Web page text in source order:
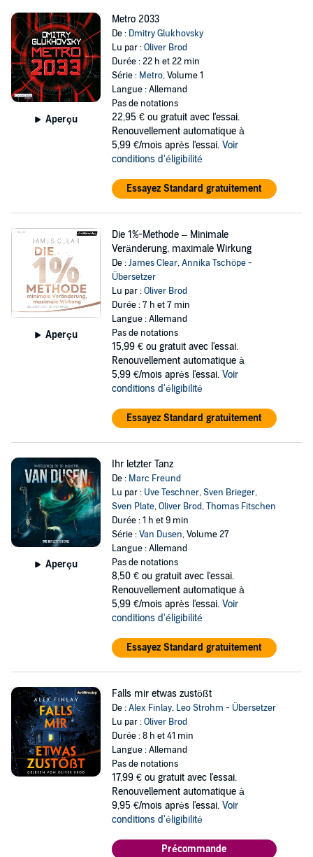
Aperçu
Metro 2033
De : Dmitry Glukhovsky
Lu par :Oliver Brod
Durée : 22 h et 22 min
Série : Metro, Volume 1
Langue : Allemand
Pas de notations
22,95 € ou gratuit avec l'essai.
Renouvellement automatique à
5,99 €/mois après l'essai. Voir
conditions d'éligibilité
Essayez Standard gratuitement
Aperçu
Die 1%-Methode – Minimale
Veränderung, maximale Wirkung
De :James Clear,Annika Tschöpe -
Übersetzer
Lu par :Oliver Brod
Durée : 7 h et 7 min
Langue : Allemand
Pas de notations
15,99 € ou gratuit avec l'essai.
Renouvellement automatique à
5,99 €/mois après l'essai. Voir
conditions d'éligibilité
Essayez Standard gratuitement
Aperçu
Ihr letzter Tanz
De : Marc Freund
Lu par : Uve Teschner,Sven Brieger,
Sven Plate,Oliver Brod,Thomas Fitschen
Durée : 1 h et 9 min
Série :Van Dusen, Volume 27
Langue : Allemand
Pas de notations
8,50 € ou gratuit avec l'essai.
Renouvellement automatique à
5,99 €/mois après l'essai. Voir
conditions d'éligibilité
Essayez Standard gratuitement
Falls mir etwas zustößt
De :Alex Finlay, Leo Strohm - Übersetzer
Lu par :Oliver Brod
Durée : 8 h et 41 min
Langue : Allemand
Pas de notations
17,99 € ou gratuit avec l'essai.
Renouvellement automatique à
9,95 €/mois après l'essai. Voir
conditions d'éligibilité
Précommande